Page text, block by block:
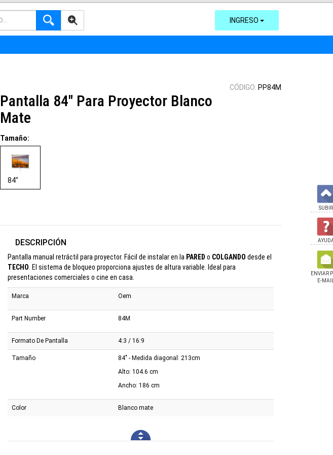
AVANZADA INGRESO
CÓDIGO: PP84M
Pantalla 84" Para Proyector Blanco
Mate
Tamaño:
84"
DESCRIPCIÓN
Pantalla manual retráctil para proyector. Fácil de instalar en la PARED o COLGANDO desde el
TECHO . El sistema de bloqueo proporciona ajustes de altura variable. Ideal para
presentaciones comerciales o cine en casa.
Marca Oem
Part Number 84M
Formato De Pantalla 4:3 / 16:9
Tamaño
84" - Medida diagonal: 213cm
Alto: 104.6 cm
Ancho: 186 cm
Color Blanco mate
SUBIR
ENVIAR
E-